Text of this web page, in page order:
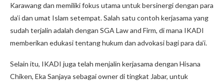
Karawang dan memiliki fokus utama untuk bersinergi dengan para
da’i dan umat Islam setempat. Salah satu contoh kerjasama yang
sudah terjalin adalah dengan SGA Law and Firm, di mana IKADI
memberikan edukasi tentang hukum dan advokasi bagi para da’i.
Selain itu, IKADI juga telah menjalin kerjasama dengan Hisana
Chiken, Eka Sanjaya sebagai owner di tingkat Jabar, untuk